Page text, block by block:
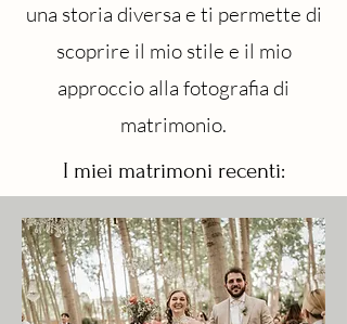
una storia diversa e ti permette di
scoprire il mio stile e il mio
approccio alla fotografia di
matrimonio.
I miei matrimoni recenti: